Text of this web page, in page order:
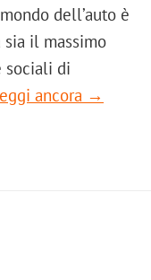
dell’auto è
sia il massimo
sociali di
ancora →